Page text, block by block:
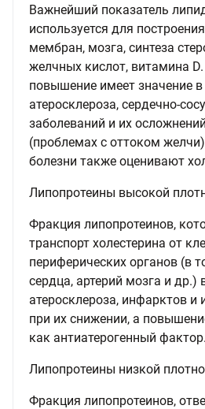
Важнейший показатель
используется для
мембран, мозга, синтеза
желчных кислот, витамина D.
повышение имеет значение в
атеросклероза, сердечно-
заболеваний и их
(проблемах с оттоком
болезни также оценивают
Липопротеины высокой
Фракция липопротеинов,
транспорт холестерина от
периферических органов (в
сердца, артерий мозга и др.)
атеросклероза, инфарктов и
при их снижении, а
как антиатерогенный фактор.
Липопротеины низкой
Фракция липопротеинов,